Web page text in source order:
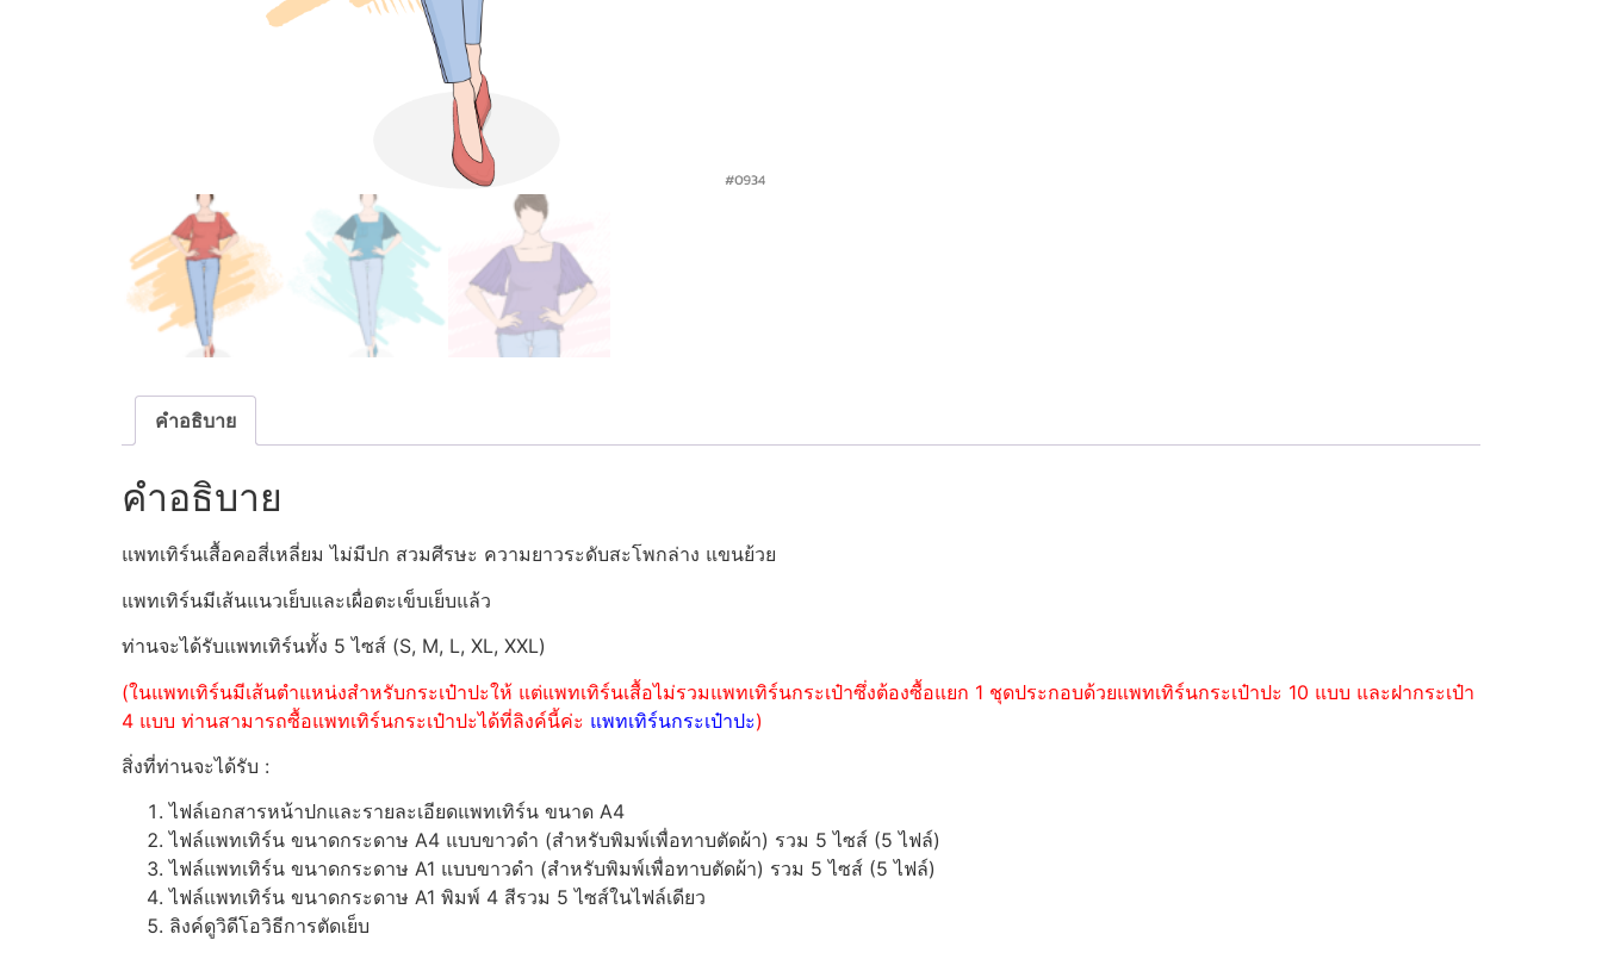
คำอธิบาย
คำอธิบาย
แพทเทิร์นเสื้อคอสี่เหลี่ยม ไม่มีปก สวมศีรษะ ความยาวระดับสะโพกล่าง แขนย้วย
แพทเทิร์นมีเส้นแนวเย็บและเผื่อตะเข็บเย็บแล้ว
ท่านจะได้รับแพทเทิร์นทั้ง 5 ไซส์ (S, M, L, XL, XXL)
(ในแพทเทิร์นมีเส้นตำแหน่งสำหรับกระเป๋าปะให้ แต่แพทเทิร์นเสื้อไม่รวมแพทเทิร์นกระเป๋าซึ่งต้องซื้อแยก 1 ชุดประกอบด้วยแพทเทิร์นกระเป๋าปะ 10 แบบ และฝากระเป๋า
4 แบบ ท่านสามารถซื้อแพทเทิร์นกระเป๋าปะได้ที่ลิงค์นี้ค่ะ แพทเทิร์นกระเป๋าปะ)
สิ่งที่ท่านจะได้รับ :
ไฟล์เอกสารหน้าปกและรายละเอียดแพทเทิร์น ขนาด A4
ไฟล์แพทเทิร์น ขนาดกระดาษ A4 แบบขาวดำ (สำหรับพิมพ์เพื่อทาบตัดผ้า) รวม 5 ไซส์ (5 ไฟล์)
ไฟล์แพทเทิร์น ขนาดกระดาษ A1 แบบขาวดำ (สำหรับพิมพ์เพื่อทาบตัดผ้า) รวม 5 ไซส์ (5 ไฟล์)
ไฟล์แพทเทิร์น ขนาดกระดาษ A1 พิมพ์ 4 สีรวม 5 ไซส์ในไฟล์เดียว
ลิงค์ดูวิดีโอวิธีการตัดเย็บ